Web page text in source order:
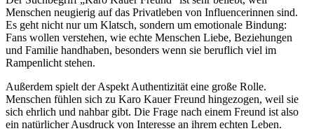
Menschen neugierig auf das Privatleben von Influencerinnen sind.
Es geht nicht nur um Klatsch, sondern um emotionale Bindung:
Fans wollen verstehen, wie echte Menschen Liebe, Beziehungen
und Familie handhaben, besonders wenn sie beruflich viel im
Rampenlicht stehen.
Außerdem spielt der Aspekt Authentizität eine große Rolle.
Menschen fühlen sich zu Karo Kauer Freund hingezogen, weil sie
sich ehrlich und nahbar gibt. Die Frage nach einem Freund ist also
ein natürlicher Ausdruck von Interesse an ihrem echten Leben.